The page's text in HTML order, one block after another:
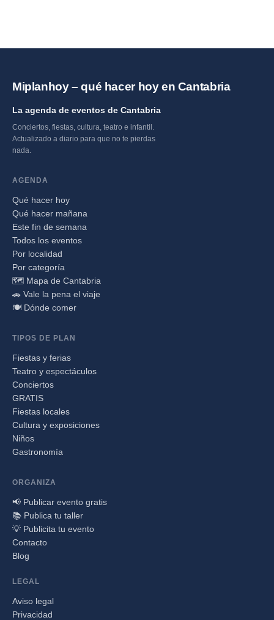
Miplanhoy – qué hacer hoy en Cantabria
La agenda de eventos de Cantabria
Conciertos, fiestas, cultura, teatro e infantil.
Actualizado a diario para que no te pierdas
nada.
AGENDA
Qué hacer hoy
Qué hacer mañana
Este fin de semana
Todos los eventos
Por localidad
Por categoría
🗺️ Mapa de Cantabria
🚗 Vale la pena el viaje
🍽️ Dónde comer
TIPOS DE PLAN
Fiestas y ferias
Teatro y espectáculos
Conciertos
GRATIS
Fiestas locales
Cultura y exposiciones
Niños
Gastronomía
ORGANIZA
📢 Publicar evento gratis
📚 Publica tu taller
💡 Publicita tu evento
Contacto
Blog
LEGAL
Aviso legal
Privacidad